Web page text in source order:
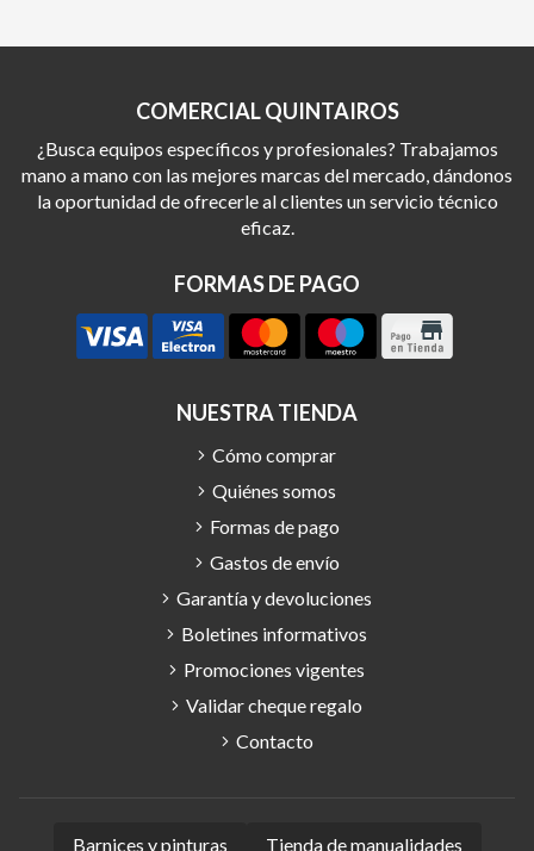
COMERCIAL QUINTAIROS
¿Busca equipos específicos y profesionales? Trabajamos
mano a mano con las mejores marcas del mercado, dándonos
la oportunidad de ofrecerle al clientes un servicio técnico
eficaz.
FORMAS DE PAGO
NUESTRA TIENDA
Cómo comprar
Quiénes somos
Formas de pago
Gastos de envío
Garantía y devoluciones
Boletines informativos
Promociones vigentes
Validar cheque regalo
Contacto
Barnices y pinturas Tienda de manualidades